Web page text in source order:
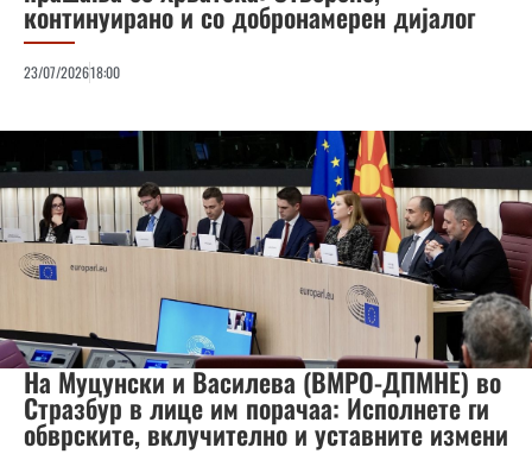
континуирано и со добронамерен дијалог
23/07/202618:00
На Муцунски и Василева (ВМРО-ДПМНЕ) во
Стразбур в лице им порачаа: Исполнете ги
обврските, вклучително и уставните измени